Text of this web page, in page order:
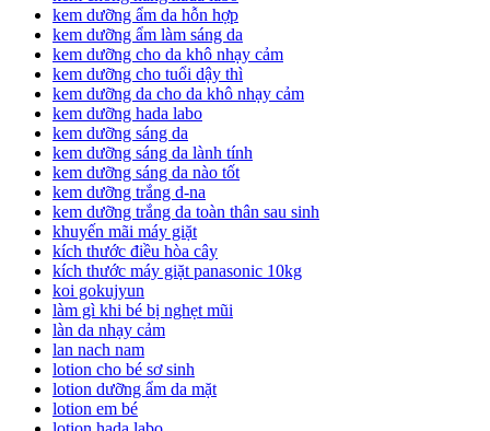
kem dưỡng ẩm da hỗn hợp
kem dưỡng ẩm làm sáng da
kem dưỡng cho da khô nhạy cảm
kem dưỡng cho tuổi dậy thì
kem dưỡng da cho da khô nhạy cảm
kem dưỡng hada labo
kem dưỡng sáng da
kem dưỡng sáng da lành tính
kem dưỡng sáng da nào tốt
kem dưỡng trắng d-na
kem dưỡng trắng da toàn thân sau sinh
khuyến mãi máy giặt
kích thước điều hòa cây
kích thước máy giặt panasonic 10kg
koi gokujyun
làm gì khi bé bị nghẹt mũi
làn da nhạy cảm
lan nach nam
lotion cho bé sơ sinh
lotion dưỡng ẩm da mặt
lotion em bé